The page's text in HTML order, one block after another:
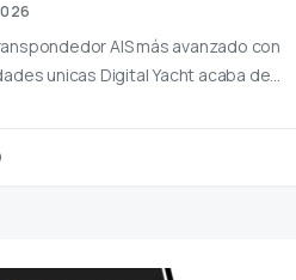
AIS más avanzado con
unicas Digital Yacht acaba de…